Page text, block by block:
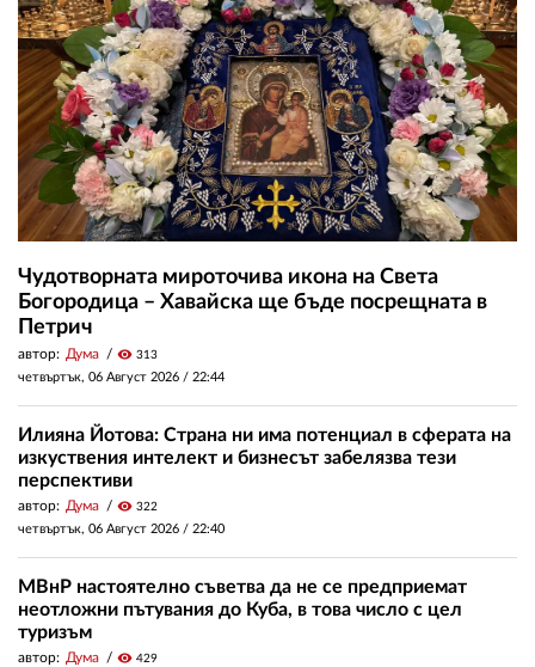
Чудотворната мироточива икона на Света
Богородица – Хавайска ще бъде посрещната в
Петрич
автор: Дума visibility 313
четвъртък, 06 Август 2026 / 22:44
Илияна Йотова: Страна ни има потенциал в сферата на
изкуствения интелект и бизнесът забелязва тези
перспективи
автор: Дума visibility 322
четвъртък, 06 Август 2026 / 22:40
МВнР настоятелно съветва да не се предприемат
неотложни пътувания до Куба, в това число с цел
туризъм
автор: Дума visibility 429